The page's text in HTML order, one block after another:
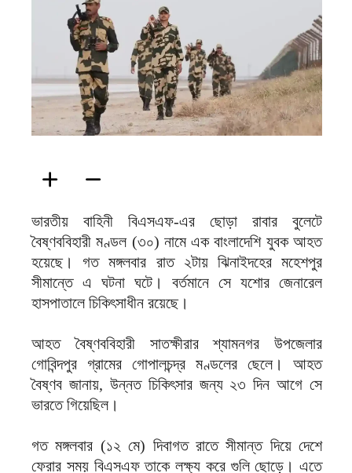
ভারতীয় বাহিনী বিএসএফ-এর ছোড়া রাবার বুলেটে
বৈষ্ণববিহারী মণ্ডল (৩০) নামে এক বাংলাদেশি যুবক আহত
হয়েছে। গত মঙ্গলবার রাত ২টায় ঝিনাইদহের মহেশপুর
সীমান্তে এ ঘটনা ঘটে। বর্তমানে সে যশোর জেনারেল
হাসপাতালে চিকিৎসাধীন রয়েছে।
আহত বৈষ্ণববিহারী সাতক্ষীরার শ্যামনগর উপজেলার
গোবিন্দপুর গ্রামের গোপালচন্দ্র মণ্ডলের ছেলে। আহত
বৈষ্ণব জানায়, উন্নত চিকিৎসার জন্য ২৩ দিন আগে সে
ভারতে গিয়েছিল।
গত মঙ্গলবার (১২ মে) দিবাগত রাতে সীমান্ত দিয়ে দেশে
ফেরার সময় বিএসএফ তাকে লক্ষ্য করে গুলি ছোড়ে। এতে